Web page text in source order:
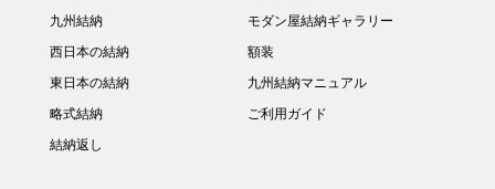
九州結納
西日本の結納
東日本の結納
略式結納
結納返し
モダン屋結納ギャラリー
額装
九州結納マニュアル
ご利用ガイド